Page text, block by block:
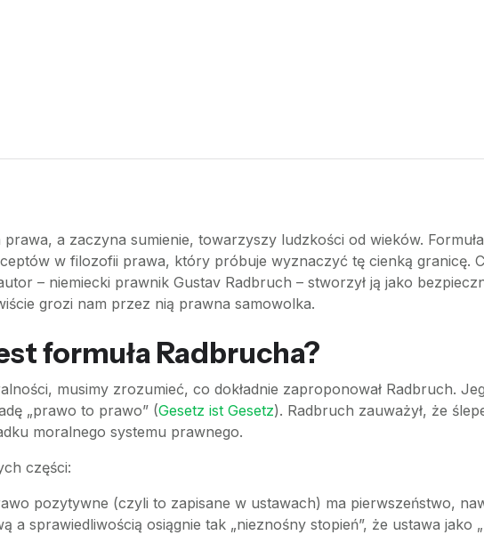
a zaczyna sumienie, towarzyszy ludzkości od wieków.
w filozofii prawa, który próbuje wyznaczyć tę cienką granicę.
– niemiecki prawnik Gustav Radbruch – stworzył ją jako
grozi nam przez nią prawna samowolka.
formuła Radbrucha?
musimy zrozumieć, co dokładnie zaproponował Radbruch.
„prawo to prawo” (Gesetz ist Gesetz). Radbruch zauważył, że
moralnego systemu prawnego.
części:
pozytywne (czyli to zapisane w ustawach) ma pierwszeństwo,
a sprawiedliwością osiągnie tak „nieznośny stopień”, że ustawa jako